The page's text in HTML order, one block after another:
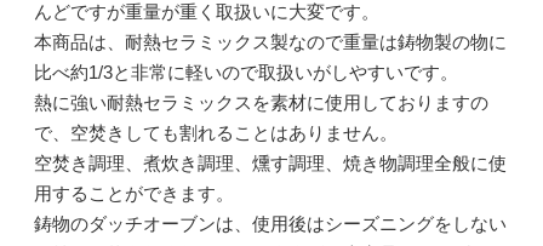
んどですが重量が重く取扱いに大変です。
本商品は、耐熱セラミックス製なので重量は鋳物製の物に
比べ約1/3と非常に軽いので取扱いがしやすいです。
熱に強い耐熱セラミックスを素材に使用しておりますの
で、空焚きしても割れることはありません。
空焚き調理、煮炊き調理、燻す調理、焼き物調理全般に使
用することができます。
鋳物のダッチオーブンは、使用後はシーズニングをしない